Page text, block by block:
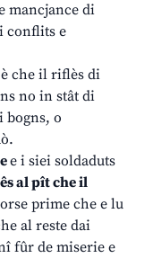
mancjance di
conflits e
che il riflès di
no in stât di
bogns, o
e i siei soldaduts
al pît che il
prime che e lu
al reste dai
fûr de miserie e